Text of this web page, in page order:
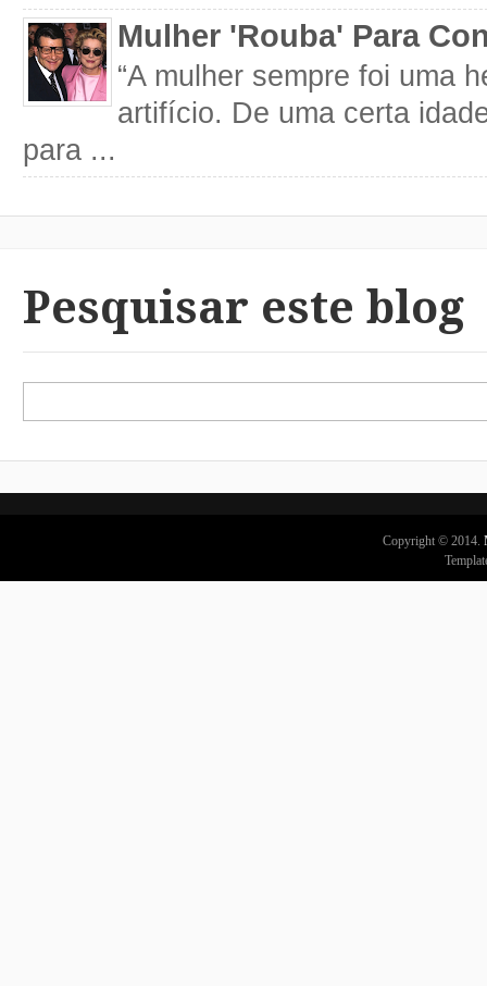
Mulher 'Rouba' Para
“A mulher sempre foi uma
artifício. De uma certa
para ...
Pesquisar este blog
Copyright © 2014.